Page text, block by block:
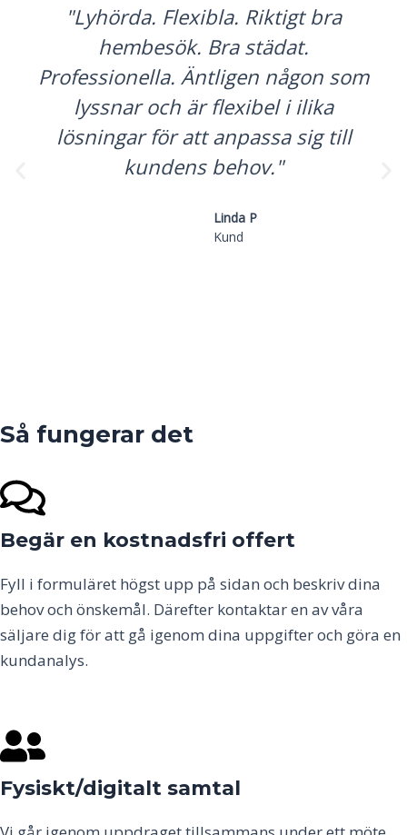
"Lyhörda. Flexibla. Riktigt bra
hembesök. Bra städat.
Professionella. Äntligen någon som
lyssnar och är flexibel i ilika
lösningar för att anpassa sig till
kundens behov."
Linda P
Kund
Så fungerar det
Begär en kostnadsfri offert
Fyll i formuläret högst upp på sidan och beskriv dina
behov och önskemål. Därefter kontaktar en av våra
säljare dig för att gå igenom dina uppgifter och göra en
kundanalys.
Fysiskt/digitalt samtal